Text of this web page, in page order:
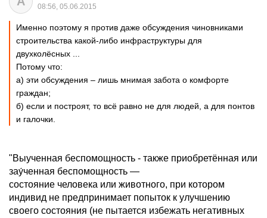
08:56, 05.06.2015
Именно поэтому я против даже обсуждения чиновниками
строительства какой-либо инфраструктуры для
двухколёсных ...
Потому что:
а) эти обсуждения – лишь мнимая забота о комфорте
граждан;
б) если и построят, то всё равно не для людей, а для понтов
и галочки.
"Выученная беспомощность - также приобретённая или
зау́ченная беспомощность —
состояние человека или животного, при котором
индивид не предпринимает попыток к улучшению
своего состояния (не пытается избежать негативных